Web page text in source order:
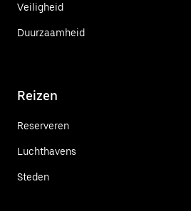
Veiligheid
Duurzaamheid
Reizen
Reserveren
Luchthavens
Steden